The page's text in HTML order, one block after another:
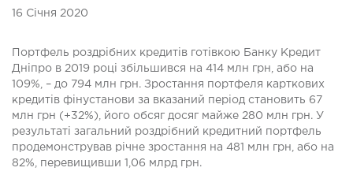
16 Січня 2020
Портфель роздрібних кредитів готівкою Банку Кредит
Дніпро в 2019 році збільшився на 414 млн грн, або на
109%, – до 794 млн грн. Зростання портфеля карткових
кредитів фінустанови за вказаний період становить 67
млн грн (+32%), його обсяг досяг майже 280 млн грн. У
результаті загальний роздрібний кредитний портфель
продемонстрував річне зростання на 481 млн грн, або на
82%, перевищивши 1,06 млрд грн.